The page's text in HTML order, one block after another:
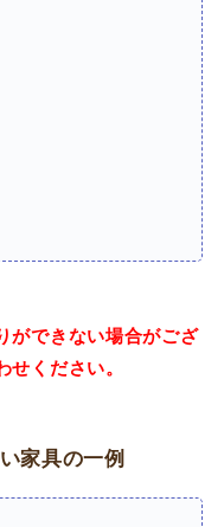
ができない場合がござ
せください。
家具の一例